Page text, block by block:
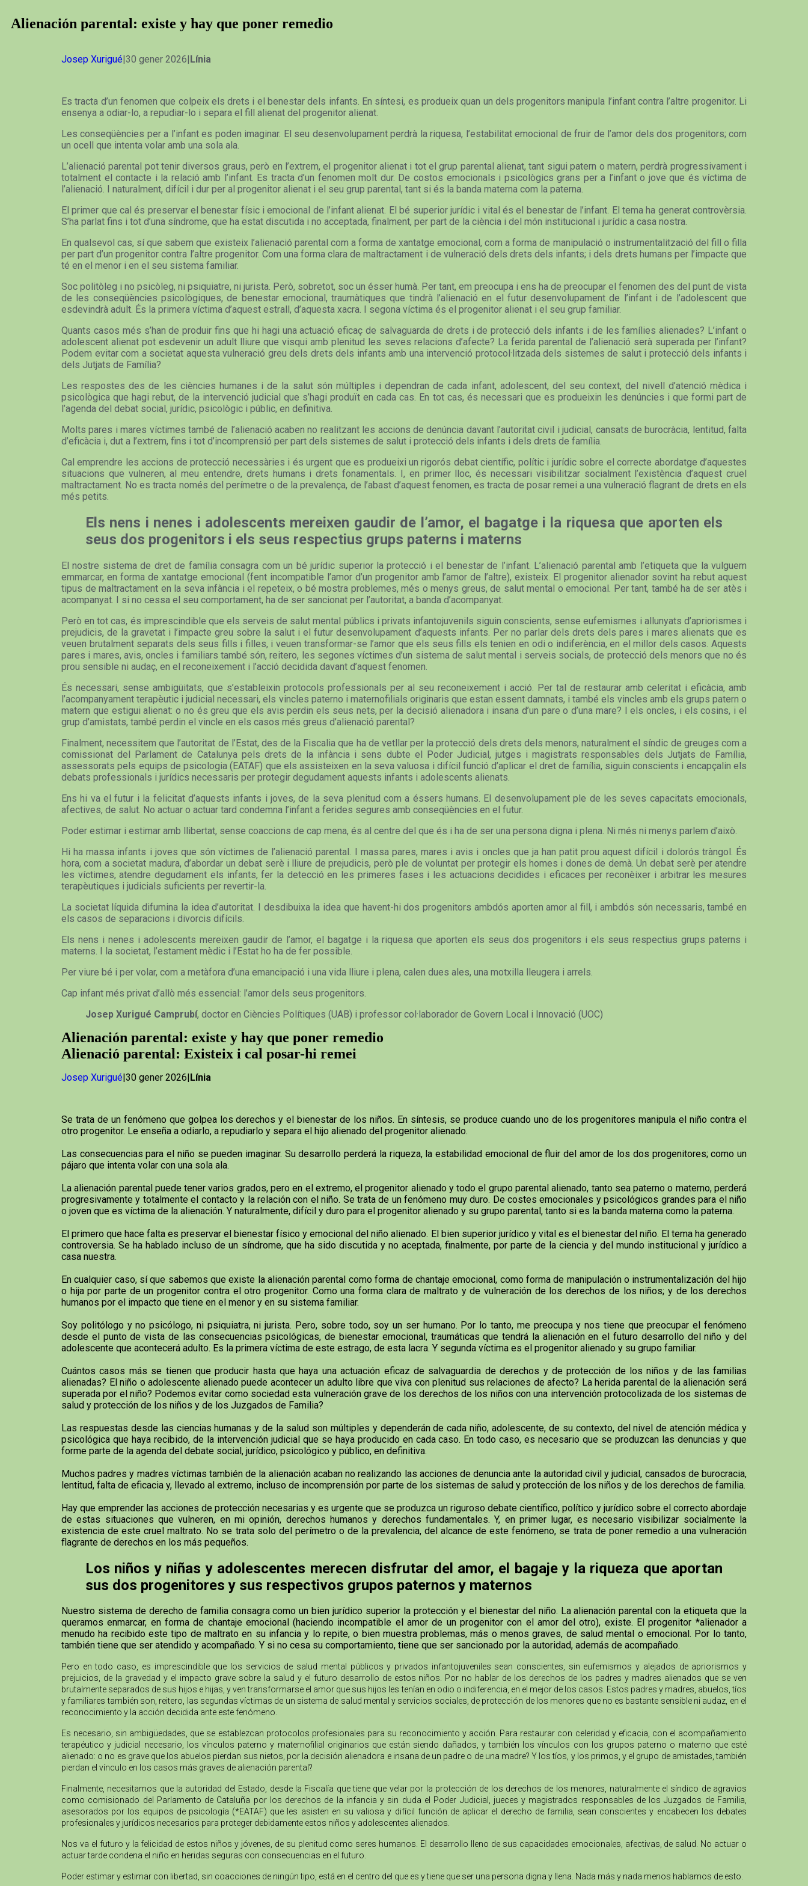
Alienación parental: existe y hay que poner remedio
Josep Xurigué|30 gener 2026|Línia
Es tracta d’un fenomen que colpeix els drets i el benestar dels infants. En síntesi, es produeix quan un dels progenitors manipula l’infant contra l’altre progenitor. Li
ensenya a odiar-lo, a repudiar-lo i separa el fill alienat del progenitor alienat.
Les conseqüències per a l’infant es poden imaginar. El seu desenvolupament perdrà la riquesa, l’estabilitat emocional de fruir de l’amor dels dos progenitors; com
un ocell que intenta volar amb una sola ala.
L’alienació parental pot tenir diversos graus, però en l’extrem, el progenitor alienat i tot el grup parental alienat, tant sigui patern o matern, perdrà progressivament i
totalment el contacte i la relació amb l’infant. Es tracta d’un fenomen molt dur. De costos emocionals i psicològics grans per a l’infant o jove que és víctima de
l’alienació. I naturalment, difícil i dur per al progenitor alienat i el seu grup parental, tant si és la banda materna com la paterna.
El primer que cal és preservar el benestar físic i emocional de l’infant alienat. El bé superior jurídic i vital és el benestar de l’infant. El tema ha generat controvèrsia.
S’ha parlat fins i tot d’una síndrome, que ha estat discutida i no acceptada, finalment, per part de la ciència i del món institucional i jurídic a casa nostra.
En qualsevol cas, sí que sabem que existeix l’alienació parental com a forma de xantatge emocional, com a forma de manipulació o instrumentalització del fill o filla
per part d’un progenitor contra l’altre progenitor. Com una forma clara de maltractament i de vulneració dels drets dels infants; i dels drets humans per l’impacte que
té en el menor i en el seu sistema familiar.
Soc politòleg i no psicòleg, ni psiquiatre, ni jurista. Però, sobretot, soc un ésser humà. Per tant, em preocupa i ens ha de preocupar el fenomen des del punt de vista
de les conseqüències psicològiques, de benestar emocional, traumàtiques que tindrà l’alienació en el futur desenvolupament de l’infant i de l’adolescent que
esdevindrà adult. És la primera víctima d’aquest estrall, d’aquesta xacra. I segona víctima és el progenitor alienat i el seu grup familiar.
Quants casos més s’han de produir fins que hi hagi una actuació eficaç de salvaguarda de drets i de protecció dels infants i de les famílies alienades? L’infant o
adolescent alienat pot esdevenir un adult lliure que visqui amb plenitud les seves relacions d’afecte? La ferida parental de l’alienació serà superada per l’infant?
Podem evitar com a societat aquesta vulneració greu dels drets dels infants amb una intervenció protocol·litzada dels sistemes de salut i protecció dels infants i
dels Jutjats de Família?
Les respostes des de les ciències humanes i de la salut són múltiples i dependran de cada infant, adolescent, del seu context, del nivell d’atenció mèdica i
psicològica que hagi rebut, de la intervenció judicial que s’hagi produït en cada cas. En tot cas, és necessari que es produeixin les denúncies i que formi part de
l’agenda del debat social, jurídic, psicològic i públic, en definitiva.
Molts pares i mares víctimes també de l’alienació acaben no realitzant les accions de denúncia davant l’autoritat civil i judicial, cansats de burocràcia, lentitud, falta
d’eficàcia i, dut a l’extrem, fins i tot d’incomprensió per part dels sistemes de salut i protecció dels infants i dels drets de família.
Cal emprendre les accions de protecció necessàries i és urgent que es produeixi un rigorós debat científic, polític i jurídic sobre el correcte abordatge d’aquestes
situacions que vulneren, al meu entendre, drets humans i drets fonamentals. I, en primer lloc, és necessari visibilitzar socialment l’existència d’aquest cruel
maltractament. No es tracta només del perímetre o de la prevalença, de l’abast d’aquest fenomen, es tracta de posar remei a una vulneració flagrant de drets en els
més petits.
Els nens i nenes i adolescents mereixen gaudir de l’amor, el bagatge i la riquesa que aporten els
seus dos progenitors i els seus respectius grups paterns i materns
El nostre sistema de dret de família consagra com un bé jurídic superior la protecció i el benestar de l’infant. L’alienació parental amb l’etiqueta que la vulguem
emmarcar, en forma de xantatge emocional (fent incompatible l’amor d’un progenitor amb l’amor de l’altre), existeix. El progenitor alienador sovint ha rebut aquest
tipus de maltractament en la seva infància i el repeteix, o bé mostra problemes, més o menys greus, de salut mental o emocional. Per tant, també ha de ser atès i
acompanyat. I si no cessa el seu comportament, ha de ser sancionat per l’autoritat, a banda d’acompanyat.
Però en tot cas, és imprescindible que els serveis de salut mental públics i privats infantojuvenils siguin conscients, sense eufemismes i allunyats d’apriorismes i
prejudicis, de la gravetat i l’impacte greu sobre la salut i el futur desenvolupament d’aquests infants. Per no parlar dels drets dels pares i mares alienats que es
veuen brutalment separats dels seus fills i filles, i veuen transformar-se l’amor que els seus fills els tenien en odi o indiferència, en el millor dels casos. Aquests
pares i mares, avis, oncles i familiars també són, reitero, les segones víctimes d’un sistema de salut mental i serveis socials, de protecció dels menors que no és
prou sensible ni audaç, en el reconeixement i l’acció decidida davant d’aquest fenomen.
És necessari, sense ambigüitats, que s’estableixin protocols professionals per al seu reconeixement i acció. Per tal de restaurar amb celeritat i eficàcia, amb
l’acompanyament terapèutic i judicial necessari, els vincles paterno i maternofilials originaris que estan essent damnats, i també els vincles amb els grups patern o
matern que estigui alienat: o no és greu que els avis perdin els seus nets, per la decisió alienadora i insana d’un pare o d’una mare? I els oncles, i els cosins, i el
grup d’amistats, també perdin el vincle en els casos més greus d’alienació parental?
Finalment, necessitem que l’autoritat de l’Estat, des de la Fiscalia que ha de vetllar per la protecció dels drets dels menors, naturalment el síndic de greuges com a
comissionat del Parlament de Catalunya pels drets de la infància i sens dubte el Poder Judicial, jutges i magistrats responsables dels Jutjats de Família,
assessorats pels equips de psicologia (EATAF) que els assisteixen en la seva valuosa i difícil funció d’aplicar el dret de família, siguin conscients i encapçalin els
debats professionals i jurídics necessaris per protegir degudament aquests infants i adolescents alienats.
Ens hi va el futur i la felicitat d’aquests infants i joves, de la seva plenitud com a éssers humans. El desenvolupament ple de les seves capacitats emocionals,
afectives, de salut. No actuar o actuar tard condemna l’infant a ferides segures amb conseqüències en el futur.
Poder estimar i estimar amb llibertat, sense coaccions de cap mena, és al centre del que és i ha de ser una persona digna i plena. Ni més ni menys parlem d’això.
Hi ha massa infants i joves que són víctimes de l’alienació parental. I massa pares, mares i avis i oncles que ja han patit prou aquest difícil i dolorós tràngol. És
hora, com a societat madura, d’abordar un debat serè i lliure de prejudicis, però ple de voluntat per protegir els homes i dones de demà. Un debat serè per atendre
les víctimes, atendre degudament els infants, fer la detecció en les primeres fases i les actuacions decidides i eficaces per reconèixer i arbitrar les mesures
terapèutiques i judicials suficients per revertir-la.
La societat líquida difumina la idea d’autoritat. I desdibuixa la idea que havent-hi dos progenitors ambdós aporten amor al fill, i ambdós són necessaris, també en
els casos de separacions i divorcis difícils.
Els nens i nenes i adolescents mereixen gaudir de l’amor, el bagatge i la riquesa que aporten els seus dos progenitors i els seus respectius grups paterns i
materns. I la societat, l’estament mèdic i l’Estat ho ha de fer possible.
Per viure bé i per volar, com a metàfora d’una emancipació i una vida lliure i plena, calen dues ales, una motxilla lleugera i arrels.
Cap infant més privat d’allò més essencial: l’amor dels seus progenitors.
Josep Xurigué Camprubí, doctor en Ciències Polítiques (UAB) i professor col·laborador de Govern Local i Innovació (UOC)
Alienación parental: existe y hay que poner remedio
Alienació parental: Existeix i cal posar-hi remei
Josep Xurigué|30 gener 2026|Línia
Se trata de un fenómeno que golpea los derechos y el bienestar de los niños. En síntesis, se produce cuando uno de los progenitores manipula el niño contra el
otro progenitor. Le enseña a odiarlo, a repudiarlo y separa el hijo alienado del progenitor alienado.
Las consecuencias para el niño se pueden imaginar. Su desarrollo perderá la riqueza, la estabilidad emocional de fluir del amor de los dos progenitores; como un
pájaro que intenta volar con una sola ala.
La alienación parental puede tener varios grados, pero en el extremo, el progenitor alienado y todo el grupo parental alienado, tanto sea paterno o materno, perderá
progresivamente y totalmente el contacto y la relación con el niño. Se trata de un fenómeno muy duro. De costes emocionales y psicológicos grandes para el niño
o joven que es víctima de la alienación. Y naturalmente, difícil y duro para el progenitor alienado y su grupo parental, tanto si es la banda materna como la paterna.
El primero que hace falta es preservar el bienestar físico y emocional del niño alienado. El bien superior jurídico y vital es el bienestar del niño. El tema ha generado
controversia. Se ha hablado incluso de un síndrome, que ha sido discutida y no aceptada, finalmente, por parte de la ciencia y del mundo institucional y jurídico a
casa nuestra.
En cualquier caso, sí que sabemos que existe la alienación parental como forma de chantaje emocional, como forma de manipulación o instrumentalización del hijo
o hija por parte de un progenitor contra el otro progenitor. Como una forma clara de maltrato y de vulneración de los derechos de los niños; y de los derechos
humanos por el impacto que tiene en el menor y en su sistema familiar.
Soy politólogo y no psicólogo, ni psiquiatra, ni jurista. Pero, sobre todo, soy un ser humano. Por lo tanto, me preocupa y nos tiene que preocupar el fenómeno
desde el punto de vista de las consecuencias psicológicas, de bienestar emocional, traumáticas que tendrá la alienación en el futuro desarrollo del niño y del
adolescente que acontecerá adulto. Es la primera víctima de este estrago, de esta lacra. Y segunda víctima es el progenitor alienado y su grupo familiar.
Cuántos casos más se tienen que producir hasta que haya una actuación eficaz de salvaguardia de derechos y de protección de los niños y de las familias
alienadas? El niño o adolescente alienado puede acontecer un adulto libre que viva con plenitud sus relaciones de afecto? La herida parental de la alienación será
superada por el niño? Podemos evitar como sociedad esta vulneración grave de los derechos de los niños con una intervención protocolizada de los sistemas de
salud y protección de los niños y de los Juzgados de Familia?
Las respuestas desde las ciencias humanas y de la salud son múltiples y dependerán de cada niño, adolescente, de su contexto, del nivel de atención médica y
psicológica que haya recibido, de la intervención judicial que se haya producido en cada caso. En todo caso, es necesario que se produzcan las denuncias y que
forme parte de la agenda del debate social, jurídico, psicológico y público, en definitiva.
Muchos padres y madres víctimas también de la alienación acaban no realizando las acciones de denuncia ante la autoridad civil y judicial, cansados de burocracia,
lentitud, falta de eficacia y, llevado al extremo, incluso de incomprensión por parte de los sistemas de salud y protección de los niños y de los derechos de familia.
Hay que emprender las acciones de protección necesarias y es urgente que se produzca un riguroso debate científico, político y jurídico sobre el correcto abordaje
de estas situaciones que vulneren, en mi opinión, derechos humanos y derechos fundamentales. Y, en primer lugar, es necesario visibilizar socialmente la
existencia de este cruel maltrato. No se trata solo del perímetro o de la prevalencia, del alcance de este fenómeno, se trata de poner remedio a una vulneración
flagrante de derechos en los más pequeños.
Los niños y niñas y adolescentes merecen disfrutar del amor, el bagaje y la riqueza que aportan
sus dos progenitores y sus respectivos grupos paternos y maternos
Nuestro sistema de derecho de familia consagra como un bien jurídico superior la protección y el bienestar del niño. La alienación parental con la etiqueta que la
queramos enmarcar, en forma de chantaje emocional (haciendo incompatible el amor de un progenitor con el amor del otro), existe. El progenitor *alienador a
menudo ha recibido este tipo de maltrato en su infancia y lo repite, o bien muestra problemas, más o menos graves, de salud mental o emocional. Por lo tanto,
también tiene que ser atendido y acompañado. Y si no cesa su comportamiento, tiene que ser sancionado por la autoridad, además de acompañado.
Pero en todo caso, es imprescindible que los servicios de salud mental públicos y privados infantojuveniles sean conscientes, sin eufemismos y alejados de apriorismos y
prejuicios, de la gravedad y el impacto grave sobre la salud y el futuro desarrollo de estos niños. Por no hablar de los derechos de los padres y madres alienados que se ven
brutalmente separados de sus hijos e hijas, y ven transformarse el amor que sus hijos les tenían en odio o indiferencia, en el mejor de los casos. Estos padres y madres, abuelos, tíos
y familiares también son, reitero, las segundas víctimas de un sistema de salud mental y servicios sociales, de protección de los menores que no es bastante sensible ni audaz, en el
reconocimiento y la acción decidida ante este fenómeno.
Es necesario, sin ambigüedades, que se establezcan protocolos profesionales para su reconocimiento y acción. Para restaurar con celeridad y eficacia, con el acompañamiento
terapéutico y judicial necesario, los vínculos paterno y maternofilial originarios que están siendo dañados, y también los vínculos con los grupos paterno o materno que esté
alienado: o no es grave que los abuelos pierdan sus nietos, por la decisión alienadora e insana de un padre o de una madre? Y los tíos, y los primos, y el grupo de amistades, también
pierdan el vínculo en los casos más graves de alienación parental?
Finalmente, necesitamos que la autoridad del Estado, desde la Fiscalía que tiene que velar por la protección de los derechos de los menores, naturalmente el síndico de agravios
como comisionado del Parlamento de Cataluña por los derechos de la infancia y sin duda el Poder Judicial, jueces y magistrados responsables de los Juzgados de Familia,
asesorados por los equipos de psicología (*EATAF) que les asisten en su valiosa y difícil función de aplicar el derecho de familia, sean conscientes y encabecen los debates
profesionales y jurídicos necesarios para proteger debidamente estos niños y adolescentes alienados.
Nos va el futuro y la felicidad de estos niños y jóvenes, de su plenitud como seres humanos. El desarrollo lleno de sus capacidades emocionales, afectivas, de salud. No actuar o
actuar tarde condena el niño en heridas seguras con consecuencias en el futuro.
Poder estimar y estimar con libertad, sin coacciones de ningún tipo, está en el centro del que es y tiene que ser una persona digna y llena. Nada más y nada menos hablamos de esto.